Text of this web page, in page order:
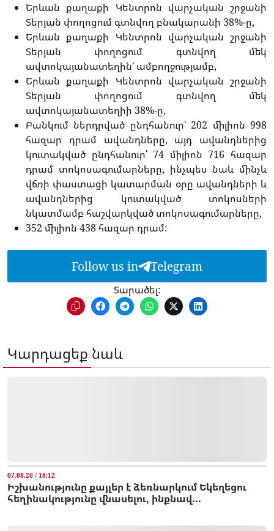
Երևան քաղաքի Կենտրոն վարչական շրջանի
Տերյան փողոցում գտնվող բնակարանի 38%-ը,
Երևան քաղաքի Կենտրոն վարչական շրջանի
Տերյան փողոցում գտնվող մեկ
ավտոկայանատեղին՝ ամբողջությամբ,
Երևան քաղաքի Կենտրոն վարչական շրջանի
Տերյան փողոցում գտնվող մեկ
ավտոկայանատեղիի 38%-ը,
Բանկում ներդրված ընդհանուր՝ 202 միլիոն 998
հազար դրամ ավանդները, այդ ավանդներից
կուտակված ընդհանուր՝ 74 միլիոն 716 հազար
դրամ տոկոսագումարները, ինչպես նաև մինչև
վճռի փաստացի կատարման օրը ավանդների և
ավանդներից կուտակված տոկոսների
նկատմամբ հաշվարկված տոկոսագումարները,
352 միլիոն 438 հազար դրամ:
Follow us in Telegram
Տարածել:
Կարդացեք նաև
07.08.26 / 18:12
Իշխանությունը քայլեր է ձեռնարկում Եկեղեցու
հեղինակությունը վնասելու, ինքնավ...